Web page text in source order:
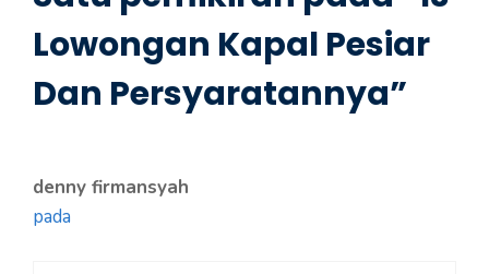
Lowongan Kapal Pesiar
Dan Persyaratannya”
denny firmansyah
pada